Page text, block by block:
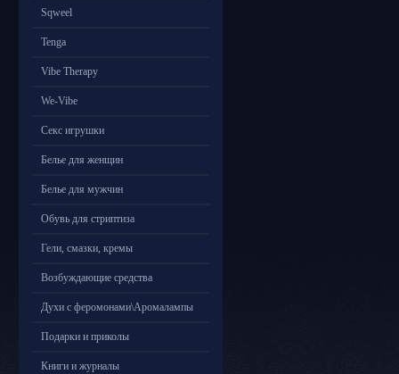
Sqweel
Tenga
Vibe Therapy
We-Vibe
Секс игрушки
Белье для женщин
Белье для мужчин
Обувь для стриптиза
Гели, смазки, кремы
Возбуждающие средства
Духи с феромонами\Аромалампы
Подарки и приколы
Книги и журналы